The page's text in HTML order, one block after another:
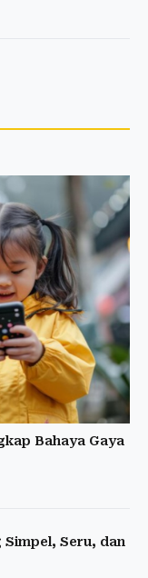
Bahaya Gaya
Simpel, Seru, dan